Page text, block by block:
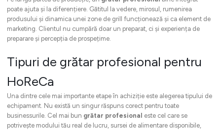
poate ajuta și la diferențiere. Gătitul la vedere, mirosul, rumenirea
produsului și dinamica unei zone de grill funcționează și ca element de
marketing. Clientul nu cumpără doar un preparat, ci și experiența de
preparare și percepția de prospețime.
Tipuri de grătar profesional pentru
HoReCa
Una dintre cele mai importante etape în achiziție este alegerea tipului de
echipament. Nu există un singur răspuns corect pentru toate
businessurile. Cel mai bun grătar profesional este cel care se
potrivește modului tău real de lucru, sursei de alimentare disponibile,